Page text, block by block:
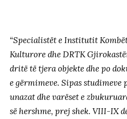
“Specialistët e Institutit
Kulturore dhe DRTK
dritë të tjera objekte dhe po
e gërmimeve. Sipas studimeve
unazat dhe varëset e
së hershme, prej shek. VIII-IX